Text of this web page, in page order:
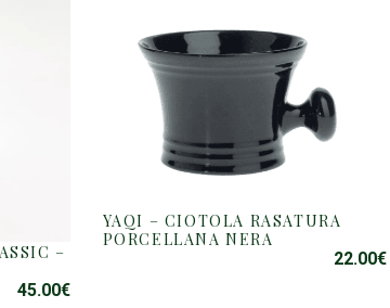
–
45.00€
YAQI – CIOTOLA RASATURA
PORCELLANA NERA
22.00€